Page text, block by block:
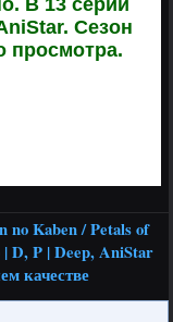
Сезон
просмотра.
Kaben / Petals of
D, P | Deep, AniStar
качестве